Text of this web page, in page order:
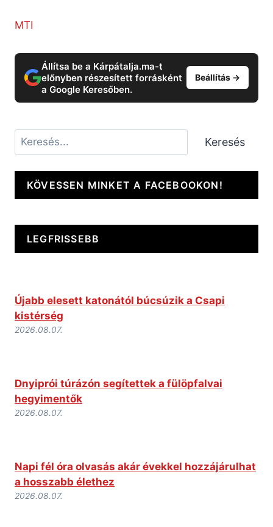
MTI
Állítsa be a Kárpátalja.ma-t
előnyben részesített forrásként
a Google Keresőben.
Beállítás →
Keresés Keresés
KÖVESSEN MINKET A FACEBOOKON!
LEGFRISSEBB
Újabb elesett katonától búcsúzik a Csapi
kistérség
2026.08.07.
Dnyiprói túrázón segítettek a fülöpfalvai
hegyimentők
2026.08.07.
Napi fél óra olvasás akár évekkel hozzájárulhat
a hosszabb élethez
2026.08.07.